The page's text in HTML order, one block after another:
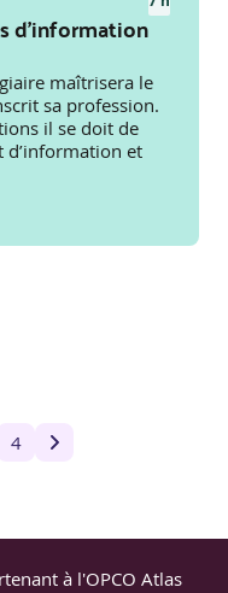
d’information
maîtrisera le
sa profession.
il se doit de
d’information et
4
à l'OPCO Atlas